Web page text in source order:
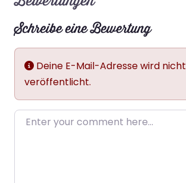
Schreibe eine Bewertung
Deine E-Mail-Adresse wird nicht
veröffentlicht.
Enter your comment here…